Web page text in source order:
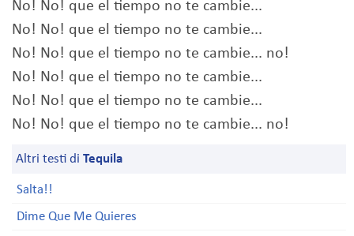
No! No! que el tiempo no te cambie...
No! No! que el tiempo no te cambie...
No! No! que el tiempo no te cambie... no!
No! No! que el tiempo no te cambie...
No! No! que el tiempo no te cambie...
No! No! que el tiempo no te cambie... no!
Altri testi di Tequila
Salta!!
Dime Que Me Quieres